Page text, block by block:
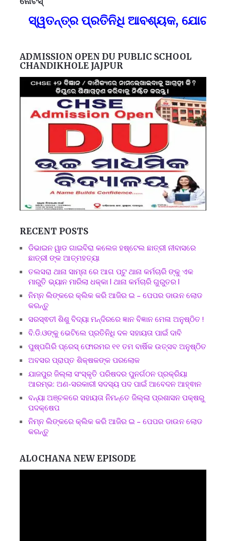
ସ୍ୱତନ୍ତ୍ର ପ୍ରତିନିଧି ଆବଶ୍ୟକ,
ADMISSION OPEN DU PUBLIC SCHOOL
CHANDIKHOLE JAJPUR
RECENT POSTS
ଡିଭାଇନ ୱାଡ ଗାଇବିରା କଲେଜ ହଷ୍ଟେଲ ଛାତ୍ରୀ ନୀବାସରେ
ଛାତ୍ରୀ ଙ୍କ ଆତ୍ମହତ୍ୟା
ତଲସରା ଥାନା ସାମ୍ନା ରେ ଆଗ ପଟୁ ଥାନା କର୍ମଚାରି ଙ୍କୁ ଏକ
ମାରୁତି ଭ୍ୟାନ ମାରିଲା ଧକ୍କା l ଥାନା କର୍ମଚାରି ଗୁରୁତର l
ନିମ୍ନ ଲିଙ୍କରେ କ୍ଲିକ କରି ଆଜିର ଇ – ପେପର ଡାଉନ ଲୋଡ
କରନ୍ତୁ
ସରସ୍ଵତୀ ଶିଶୁ ବିଦ୍ୟା ମନ୍ଦିରରେ ଜ୍ଞାନ ବିଜ୍ଞାନ ମେଳା ଅନୁଷ୍ଠିତ !
ବି.ଡି.ଓଙ୍କୁ ଭେଟିଲେ ପ୍ରତିନିଧି ଦଳ ସହାୟତା ପାଇଁ ଦାବି
ପୁଷ୍ପଗିରି ପ୍ରେସ୍ ଫୋରମର ୧୧ ତମ ବାର୍ଷିକ ଉତ୍ସବ ଅନୁଷ୍ଠିତ
ଅବସର ପ୍ରାପ୍ତ ଶିକ୍ଷକଙ୍କ ପରଲୋକ
ଯାଜପୁର ଜିଲ୍ଲା ସଂସ୍କୃତି ପରିଷଦର ପୁନର୍ଗଠନ ପ୍ରକ୍ରିୟା
ଆରମ୍ଭ: ଅଣ-ସରକାରୀ ସଦସ୍ୟ ପଦ ପାଇଁ ଆବେଦନ ଆହ୍ଵାନ
ବନ୍ୟା ଅଞ୍ଚଳରେ ସହାୟତା ନିମନ୍ତେ ଜିଲ୍ଲା ପ୍ରଶାସନ ପକ୍ଷରୁ
ପଦକ୍ଷେପ
ନିମ୍ନ ଲିଙ୍କରେ କ୍ଲିକ କରି ଆଜିର ଇ – ପେପର ଡାଉନ ଲୋଡ
କରନ୍ତୁ
ALOCHANA NEW EPISODE